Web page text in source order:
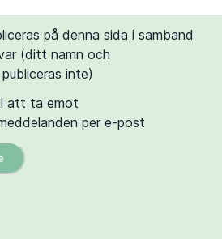
på denna sida i samband
(ditt namn och
inte)
att ta emot
per e-post